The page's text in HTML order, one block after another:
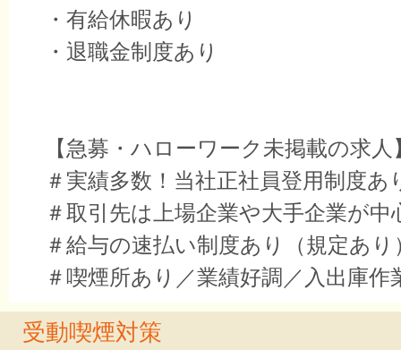
・有給休暇あり
・退職金制度あり
【急募・ハローワーク未掲載の求人
＃実績多数！当社正社員登用制度あ
＃取引先は上場企業や大手企業が中
＃給与の速払い制度あり（規定あり
＃喫煙所あり／業績好調／入出庫作
受動喫煙対策